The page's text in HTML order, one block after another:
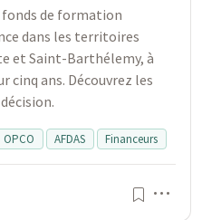
fonds de formation
dans les territoires
et Saint-Barthélemy, à
cinq ans. Découvrez les
OPCO AFDAS Financeurs